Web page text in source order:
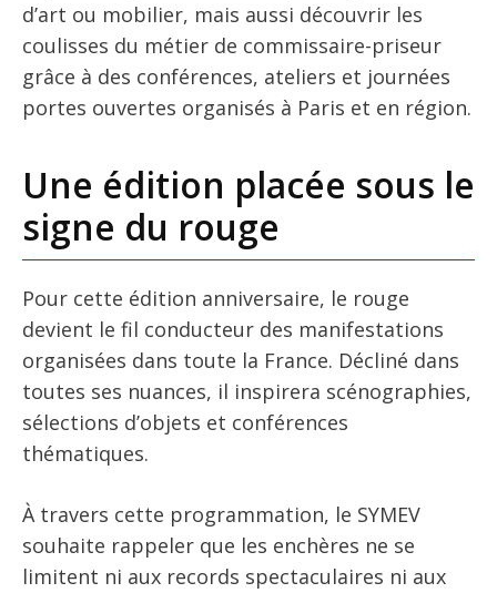
d’art ou mobilier, mais aussi découvrir les
coulisses du métier de commissaire-priseur
grâce à des conférences, ateliers et journées
portes ouvertes organisés à Paris et en région.
Une édition placée sous le
signe du rouge
Pour cette édition anniversaire, le rouge
devient le fil conducteur des manifestations
organisées dans toute la France. Décliné dans
toutes ses nuances, il inspirera scénographies,
sélections d’objets et conférences
thématiques.
À travers cette programmation, le SYMEV
souhaite rappeler que les enchères ne se
limitent ni aux records spectaculaires ni aux